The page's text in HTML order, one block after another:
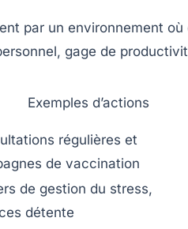
par un environnement
gage de
Exemples d’actions
régulières et
de vaccination
de gestion du stress,
détente